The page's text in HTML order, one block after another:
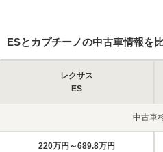
ESとカプチーノの中古車情報を
レクサス
ES
中古車
220万円～689.8万円